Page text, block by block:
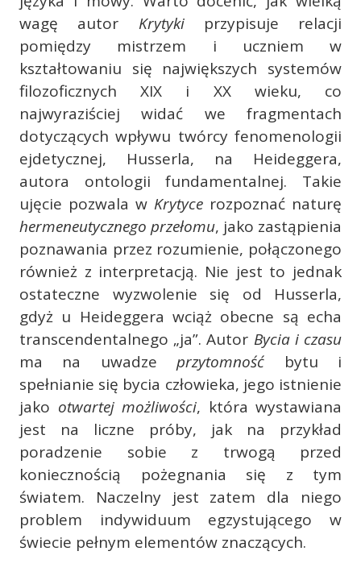
wagę autor Krytykiprzypisuje relacji
pomiędzy mistrzem i uczniem w
kształtowaniu się największych systemów
filozoficznych XIX i XX wieku, co
najwyraziściej widać we fragmentach
dotyczących wpływu twórcy fenomenologii
ejdetycznej, Husserla, na Heideggera,
autora ontologii fundamentalnej. Takie
ujęcie pozwala w Krytyce rozpoznać naturę
hermeneutycznego przełomu, jako zastąpienia
poznawania przez rozumienie, połączonego
również z interpretacją. Nie jest to jednak
ostateczne wyzwolenie się od Husserla,
gdyż u Heideggera wciąż obecne są echa
transcendentalnego „ja”. Autor Bycia i czasu
ma na uwadzeprzytomność bytu i
spełnianie się bycia człowieka, jego istnienie
jako otwartej możliwości, która wystawiana
jest na liczne próby, jak na przykład
poradzenie sobie z trwogą przed
koniecznością pożegnania się z tym
światem. Naczelny jest zatem dla niego
problem indywiduum egzystującego w
świecie pełnym elementów znaczących.